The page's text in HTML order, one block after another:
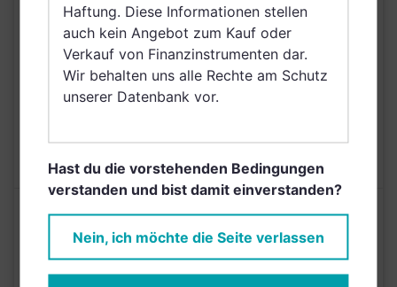
Dänemark, Schweden,
Irland, Netherlands
(Kingdom of the),
Norwegen
MAX. LAUFENDE
KOSTEN
Risikoeinstufung laut Anbieter (KID)
1 2 3 4 5 6 7
Haftung. Diese Informationen stellen
auch kein Angebot zum Kauf oder
Verkauf von Finanzinstrumenten dar.
Wir behalten uns alle Rechte am Schutz
unserer Datenbank vor.
Hast du die vorstehenden Bedingungen
verstanden und bist damit einverstanden?
Nein, ich möchte die Seite verlassen